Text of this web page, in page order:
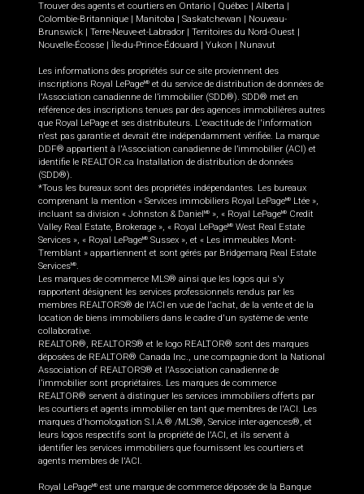
Trouver des agents et courtiers en Ontario Québec Alberta
Colombie-Britannique
Manitoba Saskatchewan
Nouveau-
Brunswick
Terre-Neuve-et-Labrador Territoires du Nord-Ouest
Nouvelle-Écosse
Île-du-Prince-Édouard Yukon Nunavut
Les informations des propriétés sur ce site proviennent des
inscriptions Royal LePageMD et du service de distribution de données de
l'Association canadienne de l’immobilier (SDD®). SDD® met en
référence des inscriptions tenues par des agences immobilières autres
que Royal LePage et ses distributeurs. L'exactitude de l'information
n'est pas garantie et devrait être indépendamment vérifiée. La marque
DDF® appartient à l'Association canadienne de l’immobilier (ACI) et
identifie le REALTOR.ca Installation de distribution de données
(SDD®).
*Tous les bureaux sont des propriétés indépendantes. Les bureaux
comprenant la mention « Services immobiliers Royal LePageMD
Ltée »,
incluant sa division « Johnston & Daniel MD », « Royal LePageMD
Credit
Valley Real Estate, Brokerage », « Royal LePageMD West Real Estate
Services », « Royal LePageMD Sussex », et « Les immeubles Mont-
Tremblant » appartiennent et sont gérés par Bridgemarq Real Estate
ServicesMD.
Les marques de commerce MLS® ainsi que les logos qui s'y
rapportent désignent les services professionnels rendus par les
membres REALTORS® de l'ACI en vue de l'achat, de la vente et de la
location de biens immobiliers dans le cadre d'un système de vente
collaborative.
REALTOR®, REALTORS® et le logo REALTOR® sont des marques
déposées de REALTOR® Canada Inc., une compagnie dont la National
Association of REALTORS® et l'Association canadienne de
l’immobilier sont propriétaires. Les marques de commerce
REALTOR® servent à distinguer les services immobiliers offerts par
les courtiers et agents immobilier en tant que membres de l'ACI. Les
marques d'homologation S.I.A.® /MLS®, Service inter-agences®, et
leurs logos respectifs sont la propriété de l'ACI, et ils servent à
identifier les services immobiliers que fournissent les courtiers et
agents membres de l'ACI.
Royal LePageMD est une marque de commerce déposée de la Banque